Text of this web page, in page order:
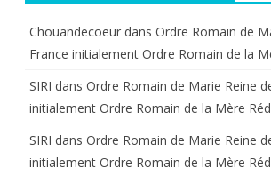
Chouandecoeur dans Ordre Romain de
France initialement Ordre Romain de la
SIRI dans Ordre Romain de Marie Reine
initialement Ordre Romain de la Mère
SIRI dans Ordre Romain de Marie Reine
initialement Ordre Romain de la Mère